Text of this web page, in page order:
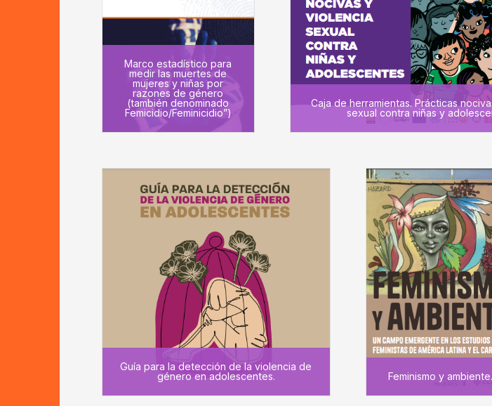
Marco estadístico para
medir las muertes de
mujeres y niñas por
razones de género
(también denominado
Femicidio/Feminicidio”)
Caja de herramientas. Prácticas
sexual contra niñas y
Guía para la detección de la violencia de
género en adolescentes.
Feminismo y ambiente.